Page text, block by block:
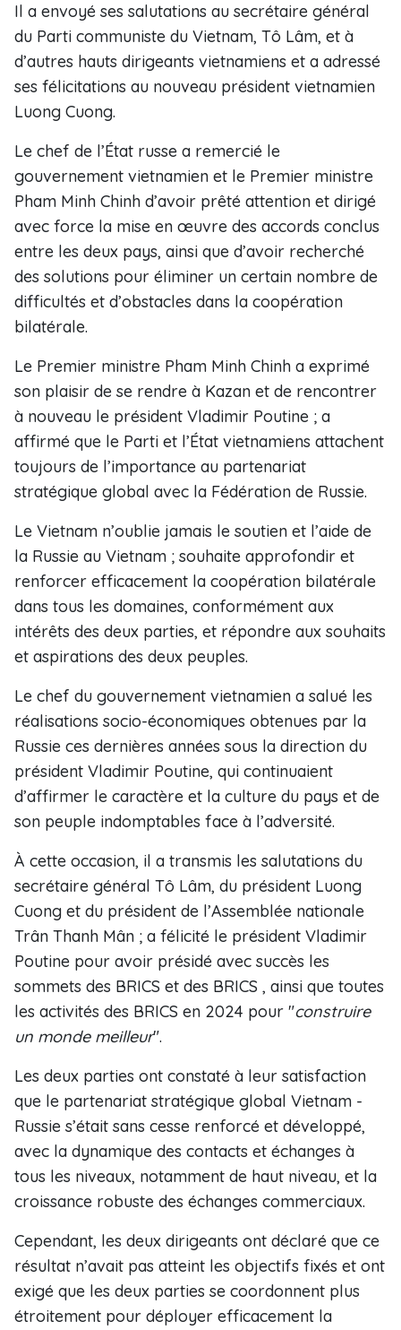
Il a envoyé ses salutations au secrétaire général
du Parti communiste du Vietnam, Tô Lâm, et à
d’autres hauts dirigeants vietnamiens et a adressé
ses félicitations au nouveau président vietnamien
Luong Cuong.
Le chef de l’État russe a remercié le
gouvernement vietnamien et le Premier ministre
Pham Minh Chinh d’avoir prêté attention et dirigé
avec force la mise en œuvre des accords conclus
entre les deux pays, ainsi que d’avoir recherché
des solutions pour éliminer un certain nombre de
difficultés et d’obstacles dans la coopération
bilatérale.
Le Premier ministre Pham Minh Chinh a exprimé
son plaisir de se rendre à Kazan et de rencontrer
à nouveau le président Vladimir Poutine ; a
affirmé que le Parti et l’État vietnamiens attachent
toujours de l’importance au partenariat
stratégique global avec la Fédération de Russie.
Le Vietnam n’oublie jamais le soutien et l’aide de
la Russie au Vietnam ; souhaite approfondir et
renforcer efficacement la coopération bilatérale
dans tous les domaines, conformément aux
intérêts des deux parties, et répondre aux souhaits
et aspirations des deux peuples.
Le chef du gouvernement vietnamien a salué les
réalisations socio-économiques obtenues par la
Russie ces dernières années sous la direction du
président Vladimir Poutine, qui continuaient
d’affirmer le caractère et la culture du pays et de
son peuple indomptables face à l’adversité.
À cette occasion, il a transmis les salutations du
secrétaire général Tô Lâm, du président Luong
Cuong et du président de l’Assemblée nationale
Trân Thanh Mân ; a félicité le président Vladimir
Poutine pour avoir présidé avec succès les
sommets des BRICS et des BRICS , ainsi que toutes
les activités des BRICS en 2024 pour "construire
un monde meilleur".
Les deux parties ont constaté à leur satisfaction
que le partenariat stratégique global Vietnam -
Russie s’était sans cesse renforcé et développé,
avec la dynamique des contacts et échanges à
tous les niveaux, notamment de haut niveau, et la
croissance robuste des échanges commerciaux.
Cependant, les deux dirigeants ont déclaré que ce
résultat n’avait pas atteint les objectifs fixés et ont
exigé que les deux parties se coordonnent plus
étroitement pour déployer efficacement la